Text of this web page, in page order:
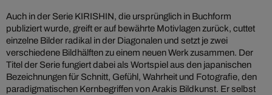
Auch in der Serie KIRISHIN, die ursprünglich in Buchform
publiziert wurde, greift er auf bewährte Motivlagen zurück, cuttet
einzelne Bilder radikal in der Diagonalen und setzt je zwei
verschiedene Bildhälften zu einem neuen Werk zusammen. Der
Titel der Serie fungiert dabei als Wortspiel aus den japanischen
Bezeichnungen für Schnitt, Gefühl, Wahrheit und Fotografie, den
paradigmatischen Kernbegriffen von Arakis Bildkunst. Er selbst